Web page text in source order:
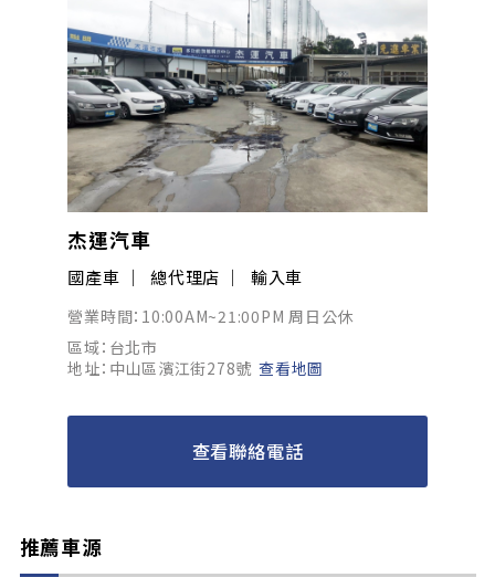
杰運汽車
國產車 總代理店 輸入車
營業時間：10:00AM~21:00PM 周日公休
區域：台北市
地址：中山區濱江街278號 查看地圖
查看聯絡電話
推薦車源